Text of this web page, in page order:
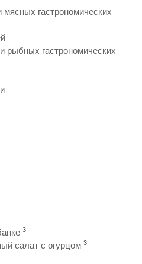
гастрономических
рыбных гастрономических
3
салат с огурцом 3